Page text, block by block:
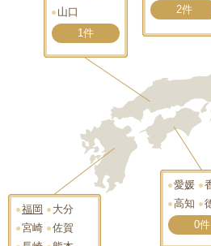
2件
山口
1件
愛媛
高知
0件
福岡
大分
宮崎
佐賀